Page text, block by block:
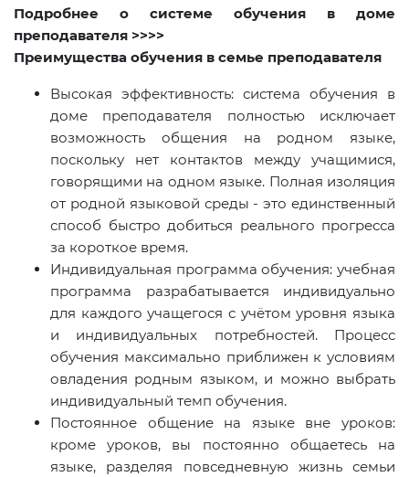
Подробнее о системе обучения в доме
преподавателя >>>>
Преимущества обучения в семье преподавателя
Высокая эффективность: система обучения в
доме преподавателя полностью исключает
возможность общения на родном языке,
поскольку нет контактов между учащимися,
говорящими на одном языке. Полная изоляция
от родной языковой среды - это единственный
способ быстро добиться реального прогресса
за короткое время.
Индивидуальная программа обучения: учебная
программа разрабатывается индивидуально
для каждого учащегося с учётом уровня языка
и индивидуальных потребностей. Процесс
обучения максимально приближен к условиям
овладения родным языком, и можно выбрать
индивидуальный темп обучения.
Постоянное общение на языке вне уроков:
кроме уроков, вы постоянно общаетесь на
языке, разделяя повседневную жизнь семьи